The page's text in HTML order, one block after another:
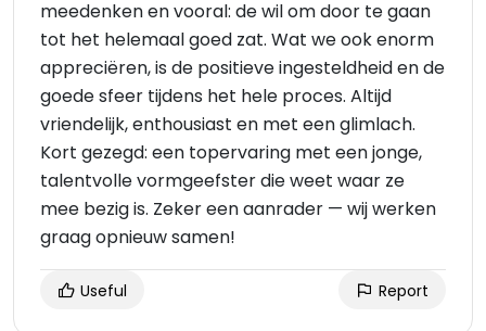
meedenken en vooral: de wil om door te gaan
tot het helemaal goed zat. Wat we ook enorm
appreciëren, is de positieve ingesteldheid en de
goede sfeer tijdens het hele proces. Altijd
vriendelijk, enthousiast en met een glimlach.
Kort gezegd: een topervaring met een jonge,
talentvolle vormgeefster die weet waar ze
mee bezig is. Zeker een aanrader — wij werken
graag opnieuw samen!
Useful Report